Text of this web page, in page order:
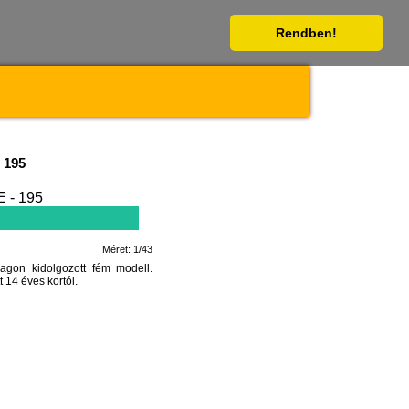
Rendben!
195
Méret: 1/43
kidolgozott fém modell.
14 éves kortól.